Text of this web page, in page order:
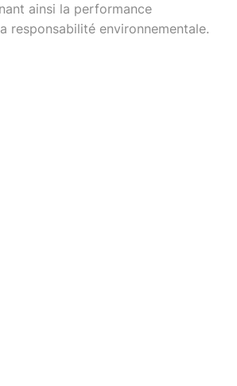
ainsi la performance
responsabilité environnementale.